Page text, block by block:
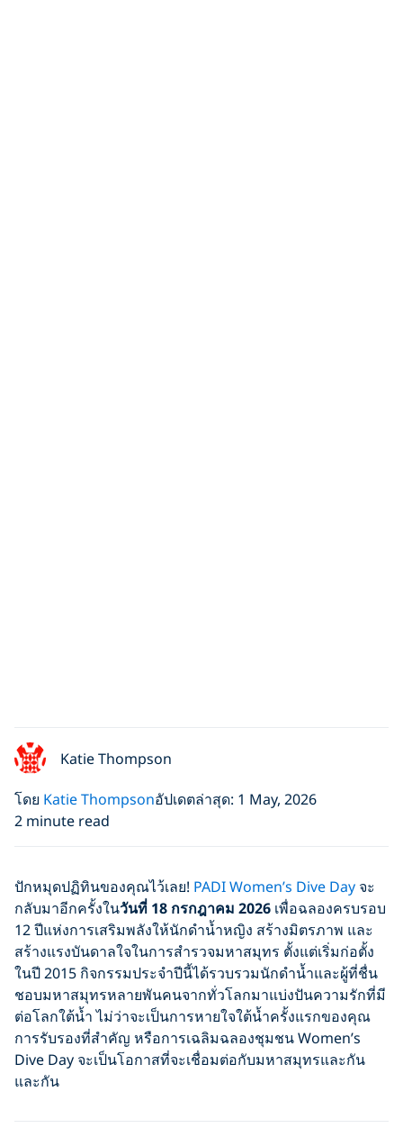
Katie Thompson
โดย Katie Thompsonอัปเดตล่าสุด: 1 May, 2026
2 minute read
ปักหมุดปฏิทินของคุณไว้เลย! PADI Women’s Dive Day จะ
กลับมาอีกครั้งในวันที่ 18 กรกฎาคม 2026 เพื่อฉลองครบรอบ
12 ปีแห่งการเสริมพลังให้นักดำน้ำหญิง สร้างมิตรภาพ และ
สร้างแรงบันดาลใจในการสำรวจมหาสมุทร ตั้งแต่เริ่มก่อตั้ง
ในปี 2015 กิจกรรมประจำปีนี้ได้รวบรวมนักดำน้ำและผู้ที่ชื่น
ชอบมหาสมุทรหลายพันคนจากทั่วโลกมาแบ่งปันความรักที่มี
ต่อโลกใต้น้ำ ไม่ว่าจะเป็นการหายใจใต้น้ำครั้งแรกของคุณ
การรับรองที่สำคัญ หรือการเฉลิมฉลองชุมชน Women’s
Dive Day จะเป็นโอกาสที่จะเชื่อมต่อกับมหาสมุทรและกัน
และกัน